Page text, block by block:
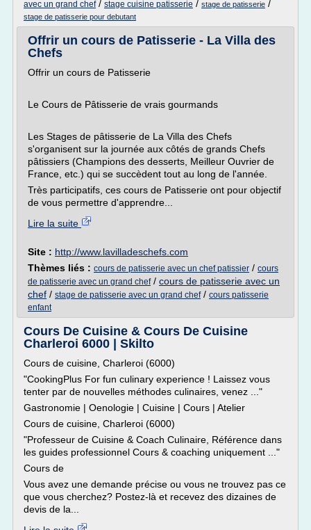
avec un grand chef/ stage cuisine patisserie / stage de patisserie /
stage de patisserie pour debutant
Offrir un cours de Patisserie - La Villa des
Chefs
Offrir un cours de Patisserie
Le Cours de Pâtisserie de vrais gourmands
Les Stages de pâtisserie de La Villa des Chefs
s'organisent sur la journée aux côtés de grands Chefs
pâtissiers (Champions des desserts, Meilleur Ouvrier de
France, etc.) qui se succèdent tout au long de l'année.
Très participatifs, ces cours de Patisserie ont pour objectif
de vous permettre d'apprendre...
Lire la suite
Site : http://www.lavilladeschefs.com
Thèmes liés : cours de patisserie avec un chef patissier / cours
de patisserie avec un grand chef/ cours de patisserie avec un
chef / stage de patisserie avec un grand chef/ cours patisserie
enfant
Cours De Cuisine & Cours De Cuisine
Charleroi 6000 | Skilto
Cours de cuisine, Charleroi (6000)
"CookingPlus For fun culinary experience ! Laissez vous
tenter par de nouvelles méthodes culinaires, venez ..."
Gastronomie | Oenologie | Cuisine | Cours | Atelier
Cours de cuisine, Charleroi (6000)
"Professeur de Cuisine & Coach Culinaire, Référence dans
les guides professionnel Cours & coaching uniquement ..."
Cours de
Vous avez une demande précise ou vous ne trouvez pas ce
que vous cherchez? Postez-là et recevez des dizaines de
devis de la...